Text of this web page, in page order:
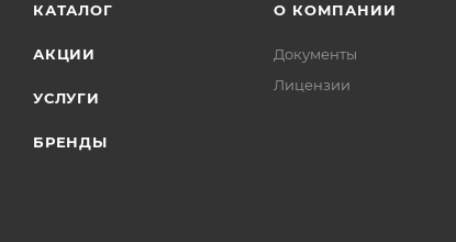
КАТАЛОГ
АКЦИИ
УСЛУГИ
БРЕНДЫ
О КОМПАНИИ
Документы
Лицензии